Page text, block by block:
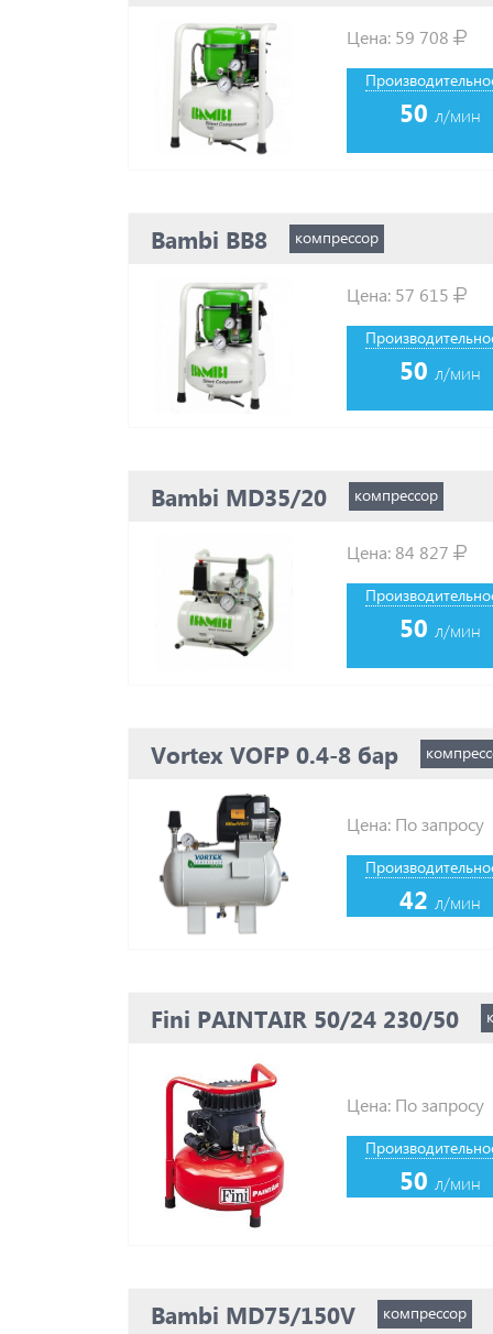
ММЗ
Орёлкомпрессормаш
ПКСД
РКЗ
ЧКЗ
Цена: 59 708
50 л/мин
Bambi BB8 компрессор
Цена: 57 615
50 л/мин
Bambi MD35/20 компрессор
Цена: 84 827
50 л/мин
Vortex VOFP 0.4-8 бар
Цена: По запросу
42 л/мин
Fini PAINTAIR 50/24 230/50
Цена: По запросу
50 л/мин
Bambi MD75/150V компрессор